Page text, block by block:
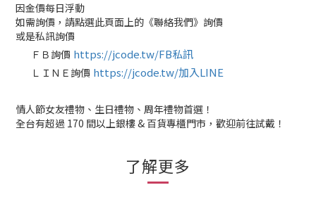
因金價每日浮動
如需詢價，請點選此頁面上的《聯絡我們》詢價
或是私訊詢價
ＦＢ詢價 https://jcode.tw/FB私訊
ＬＩＮＥ詢價 https://jcode.tw/加入LINE
情人節女友禮物、生日禮物、周年禮物首選！
全台有超過 170 間以上銀樓 & 百貨專櫃門市，歡迎前往試戴！
了解更多